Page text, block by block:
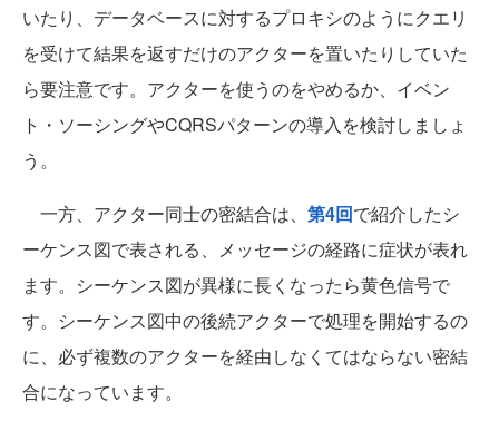
いたり、データベースに対するプロキシのようにクエリ
を受けて結果を返すだけのアクターを置いたりしていた
ら要注意です。アクターを使うのをやめるか、イベン
ト・ソーシングやCQRSパターンの導入を検討しましょ
う。
一方、アクター同士の密結合は、 第4回で紹介したシ
ーケンス図で表される、メッセージの経路に症状が表れ
ます。シーケンス図が異様に長くなったら黄色信号で
す。シーケンス図中の後続アクターで処理を開始するの
に、必ず複数のアクターを経由しなくてはならない密結
合になっています。